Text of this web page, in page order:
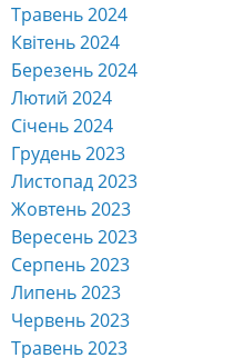
Травень 2024
Квітень 2024
Березень 2024
Лютий 2024
Січень 2024
Грудень 2023
Листопад 2023
Жовтень 2023
Вересень 2023
Серпень 2023
Липень 2023
Червень 2023
Травень 2023